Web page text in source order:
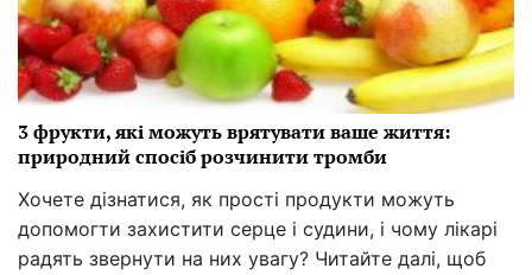
3 фрукти, які можуть врятувати ваше життя:
природний спосіб розчинити тромби
Хочете дізнатися, як прості продукти можуть
допомогти захистити серце і судини, і чому лікарі
радять звернути на них увагу? Читайте далі, щоб